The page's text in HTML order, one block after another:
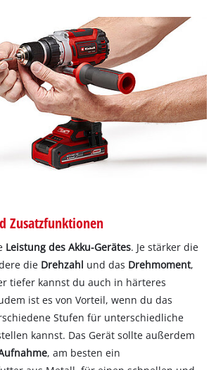
Zusatzfunktionen
Leistung des Akku-Gerätes. Je stärker die
die Drehzahl und das Drehmoment,
tiefer kannst du auch in härteres
ist es von Vorteil, wenn du das
Stufen für unterschiedliche
kannst. Das Gerät sollte außerdem
, am besten ein